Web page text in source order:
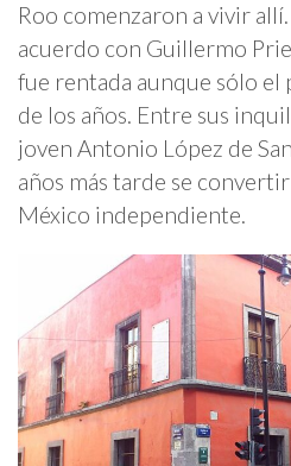
Roo comenzaron a vivir
acuerdo con Guillermo
fue rentada aunque sólo el
de los años. Entre sus
joven Antonio López de
años más tarde se
México independiente.